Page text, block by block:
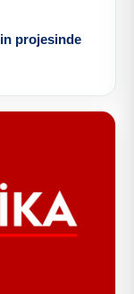
projesinde